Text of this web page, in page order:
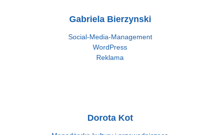
Gabriela Bierzynski
Social-Media-Management
WordPress
Reklama
Dorota Kot